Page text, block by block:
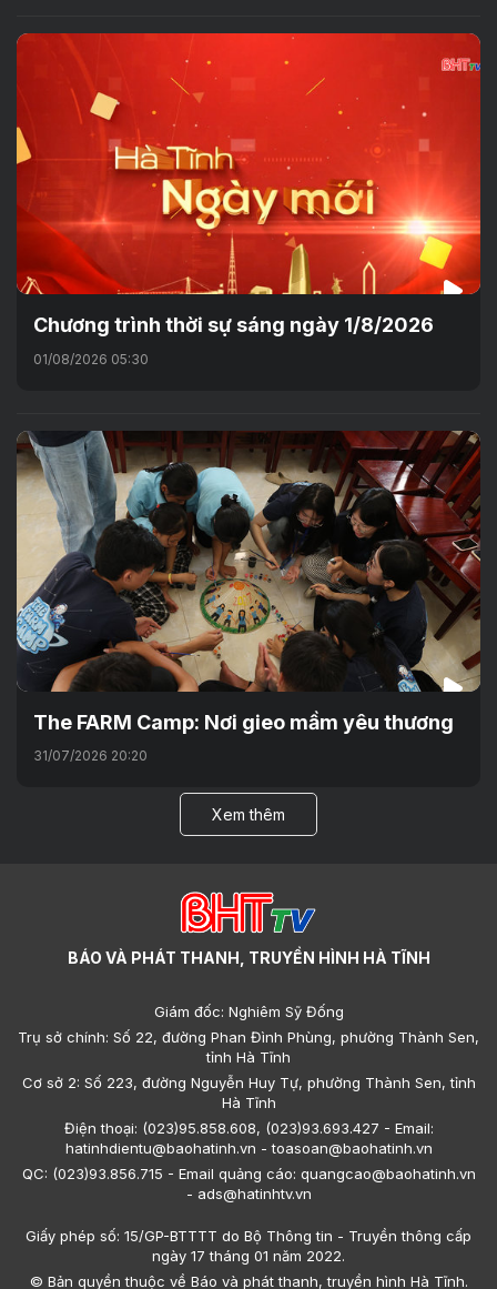
Chương trình thời sự sáng ngày 1/8/2026
01/08/2026 05:30
The FARM Camp: Nơi gieo mầm yêu thương
31/07/2026 20:20
Xem thêm
BÁO VÀ PHÁT THANH, TRUYỀN HÌNH HÀ TĨNH
Giám đốc: Nghiêm Sỹ Đống
Trụ sở chính: Số 22, đường Phan Đình Phùng, phường Thành Sen,
tỉnh Hà Tĩnh
Cơ sở 2: Số 223, đường Nguyễn Huy Tự, phường Thành Sen, tỉnh
Hà Tĩnh
Điện thoại: (023)95.858.608, (023)93.693.427 - Email:
hatinhdientu@baohatinh.vn - toasoan@baohatinh.vn
QC: (023)93.856.715 - Email quảng cáo: quangcao@baohatinh.vn
- ads@hatinhtv.vn
Giấy phép số: 15/GP-BTTTT do Bộ Thông tin - Truyền thông cấp
ngày 17 tháng 01 năm 2022.
© Bản quyền thuộc về Báo và phát thanh, truyền hình Hà Tĩnh.